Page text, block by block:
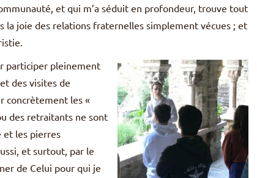
et qui m’a séduit en profondeur, trouve tout
la joie des relations fraternelles simplement vécues ; et
participer pleinement
des visites de
concrètement les «
des retraitants ne sont
et les pierres
et surtout, par le
de Celui pour qui je